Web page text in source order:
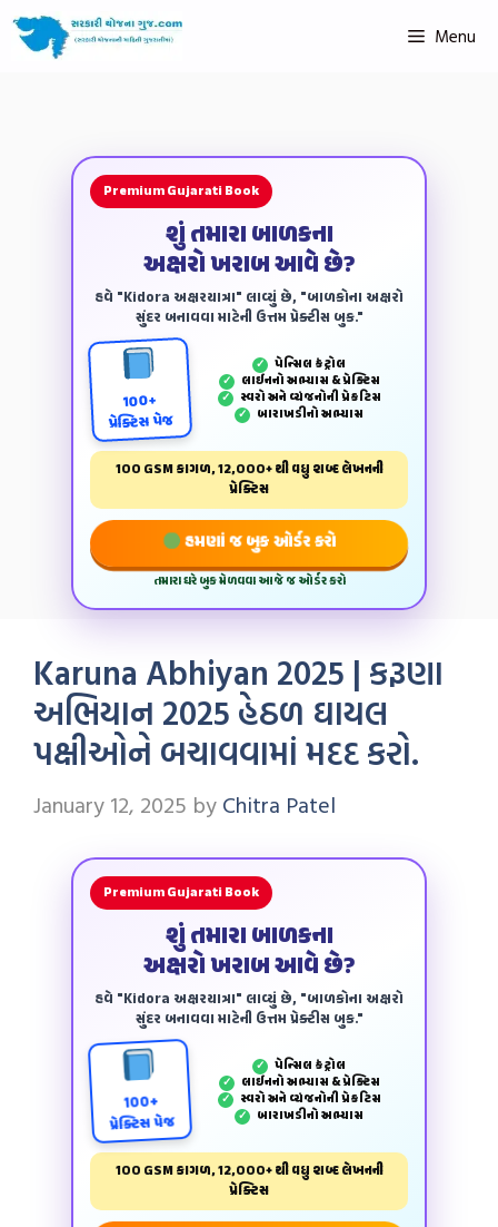
Menu
Premium Gujarati Book
શું તમારા બાળકના
અક્ષરો ખરાબ આવે છે?
હવે "Kidora અક્ષરયાત્રા" લાવ્યું છે, "બાળકોના અક્ષરો
સુંદર બનાવવા માટેની ઉત્તમ પ્રેક્ટીસ બુક."
100+
પ્રેક્ટિસ પેજ
✓ પેન્‍સિલ કંટ્રોલ
✓ લાઈનનો અભ્યાસ & પ્રેક્ટિસ
✓ સ્વરો અને વ્યંજનોની પ્રેકટિસ
✓ બારાખડીનો અભ્યાસ
100 GSM કાગળ, 12,000+ થી વધુ શબ્દ લેખનની
પ્રેક્ટિસ
હમણાં જ બુક ઓર્ડર કરો
તમારા ઘરે બુક મેળવવા આજે જ ઓર્ડર કરો
Karuna Abhiyan 2025 | કરૂણા
અભિયાન 2025 હેઠળ ઘાયલ
પક્ષીઓને બચાવવામાં મદદ કરો.
January 12, 2025 by Chitra Patel
Premium Gujarati Book
શું તમારા બાળકના
અક્ષરો ખરાબ આવે છે?
હવે "Kidora અક્ષરયાત્રા" લાવ્યું છે, "બાળકોના અક્ષરો
સુંદર બનાવવા માટેની ઉત્તમ પ્રેક્ટીસ બુક."
100+
પ્રેક્ટિસ પેજ
✓ પેન્‍સિલ કંટ્રોલ
✓ લાઈનનો અભ્યાસ & પ્રેક્ટિસ
✓ સ્વરો અને વ્યંજનોની પ્રેકટિસ
✓ બારાખડીનો અભ્યાસ
100 GSM કાગળ, 12,000+ થી વધુ શબ્દ લેખનની
પ્રેક્ટિસ